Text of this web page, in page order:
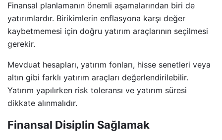
Finansal planlamanın önemli aşamalarından biri de
yatırımlardır. Birikimlerin enflasyona karşı değer
kaybetmemesi için doğru yatırım araçlarının seçilmesi
gerekir.
Mevduat hesapları, yatırım fonları, hisse senetleri veya
altın gibi farklı yatırım araçları değerlendirilebilir.
Yatırım yapılırken risk toleransı ve yatırım süresi
dikkate alınmalıdır.
Finansal Disiplin Sağlamak